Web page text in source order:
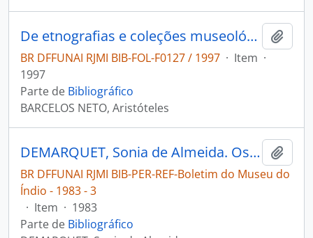
De etnografias e coleções museológicas: hipóteses sobre o grafismo xinguano.
BR DFFUNAI RJMI BIB-FOL-F0127 / 1997 · Item ·
1997
Parte de Bibliográfico
BARCELOS NETO, Aristóteles
DEMARQUET, Sonia de Almeida. Os Xokleng de Ibirama uma comunidade indígena de Santa Catarina [Boletim do Museu do Índio: Documentação]
BR DFFUNAI RJMI BIB-PER-REF-Boletim do Museu do
Índio - 1983 - 3
· Item · 1983
Parte de Bibliográfico